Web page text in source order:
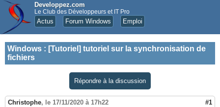
Developpez.com
Le Club des Développeurs et IT Pro
Actus Forum Windows Emploi
Windows : [Tutoriel] tutoriel sur la synchronisation de
fichiers
Répondre à la discussion
Christophe, le 17/11/2020 à 17h22 #1